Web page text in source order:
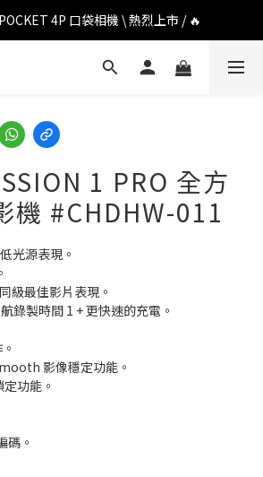
4P 口袋相機 \ 熱烈上市 / 🔥
4P 口袋相機 \ 熱烈上市 / 🔥
1 PRO 全方
機 #CHDHW-011
光源表現。
級最佳影片表現。
錄製時間 1 + 更快速的充電。
影像穩定功能。
功能。
碼。